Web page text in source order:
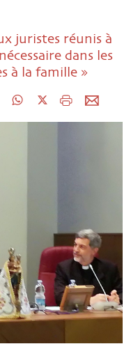
juristes réunis à
dans les
à la famille »